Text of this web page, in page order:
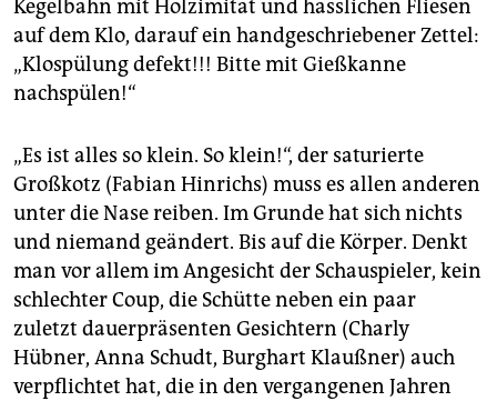
Kegelbahn mit Holzimitat und hässlichen Fliesen
auf dem Klo, darauf ein handgeschriebener Zettel:
„Klospülung defekt!!! Bitte mit Gießkanne
nachspülen!“
„Es ist alles so klein. So klein!“, der saturierte
Großkotz (Fabian Hinrichs) muss es allen anderen
unter die Nase reiben. Im Grunde hat sich nichts
und niemand geändert. Bis auf die Körper. Denkt
man vor allem im Angesicht der Schauspieler, kein
schlechter Coup, die Schütte neben ein paar
zuletzt dauerpräsenten Gesichtern (Charly
Hübner, Anna Schudt, Burghart Klaußner) auch
verpflichtet hat, die in den vergangenen Jahren